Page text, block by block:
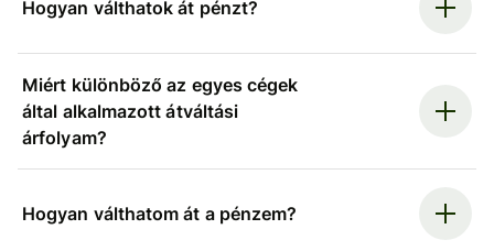
Hogyan válthatok át pénzt?
Miért különböző az egyes cégek
által alkalmazott átváltási
árfolyam?
Hogyan válthatom át a pénzem?